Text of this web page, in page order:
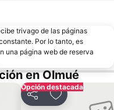
trivago de las páginas
Por lo tanto, es
una página web de reserva
en Olmué
Opción destacada
CompartirAgregar a